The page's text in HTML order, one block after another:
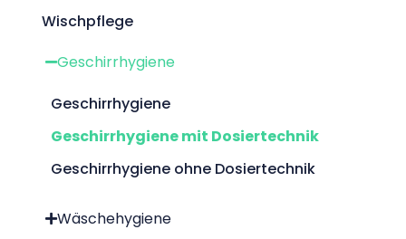
Wischpflege
Geschirrhygiene
Geschirrhygiene
Geschirrhygiene mit Dosiertechnik
Geschirrhygiene ohne Dosiertechnik
Wäschehygiene